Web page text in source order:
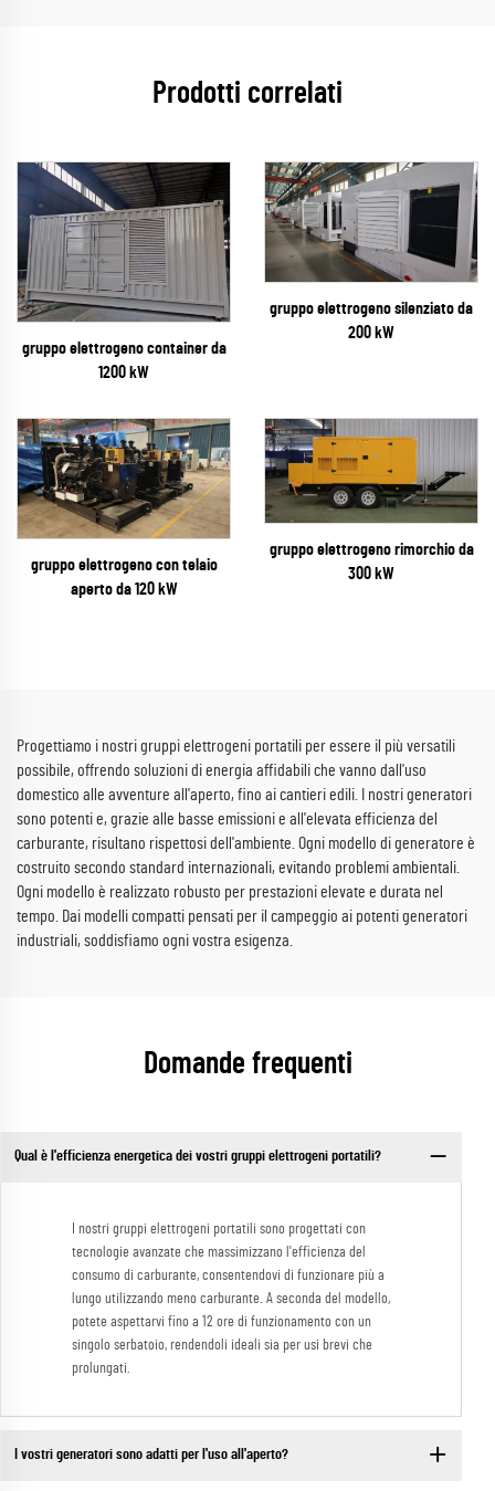
Prodotti correlati
gruppo elettrogeno container da
1200 kW
gruppo elettrogeno silenziato da
200 kW
gruppo elettrogeno con telaio
aperto da 120 kW
gruppo elettrogeno rimorchio da
300 kW
Progettiamo i nostri gruppi elettrogeni portatili per essere il più versatili
possibile, offrendo soluzioni di energia affidabili che vanno dall'uso
domestico alle avventure all'aperto, fino ai cantieri edili. I nostri generatori
sono potenti e, grazie alle basse emissioni e all'elevata efficienza del
carburante, risultano rispettosi dell'ambiente. Ogni modello di generatore è
costruito secondo standard internazionali, evitando problemi ambientali.
Ogni modello è realizzato robusto per prestazioni elevate e durata nel
tempo. Dai modelli compatti pensati per il campeggio ai potenti generatori
industriali, soddisfiamo ogni vostra esigenza.
Domande frequenti
Qual è l'efficienza energetica dei vostri gruppi elettrogeni portatili?
I nostri gruppi elettrogeni portatili sono progettati con
tecnologie avanzate che massimizzano l'efficienza del
consumo di carburante, consentendovi di funzionare più a
lungo utilizzando meno carburante. A seconda del modello,
potete aspettarvi fino a 12 ore di funzionamento con un
singolo serbatoio, rendendoli ideali sia per usi brevi che
prolungati.
I vostri generatori sono adatti per l'uso all'aperto?